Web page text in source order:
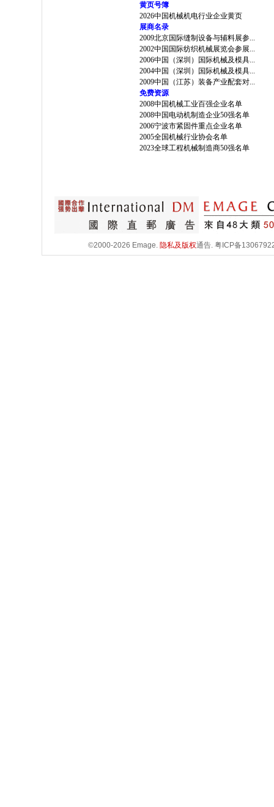
黄页号簿
2026中国机械机电行业企业黄页
展商名录
2009北京国际缝制设备与辅料展参...
2002中国国际纺织机械展览会参展...
2006中国（深圳）国际机械及模具...
2004中国（深圳）国际机械及模具...
2009中国（江苏）装备产业配套对...
免费资源
2008中国机械工业百强企业名单
2008中国电动机制造企业50强名单
2006宁波市紧固件重点企业名单
2005全国机械行业协会名单
2023全球工程机械制造商50强名单
©2000-2026 Emage. 隐私及版权通告. 粤ICP备